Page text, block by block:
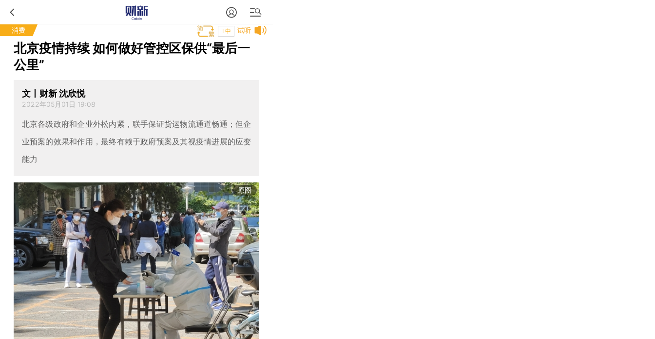
消费 试听
T中
北京疫情持续 如何做好管控区保供“最后一
公里”
文丨财新 沈欣悦
2022年05月01日 19:08
北京各级政府和企业外松内紧，联手保证货运物流通道畅通；但企
业预案的效果和作用，最终有赖于政府预案及其视疫情进展的应变
能力
原图